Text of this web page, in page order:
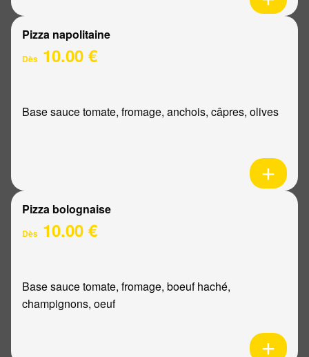
Pizza napolitaine
Dès 10.00 €
Base sauce tomate, fromage, anchois, câpres, olives
Pizza bolognaise
Dès 10.00 €
Base sauce tomate, fromage, boeuf haché,
champignons, oeuf